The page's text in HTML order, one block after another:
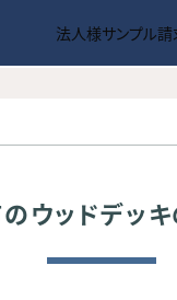
法人様サンプル請
見積から施工
ウッドデッ